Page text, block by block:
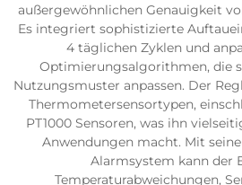
außergewöhnlichen Genauigkeit
Es integriert sophistizierte
4 täglichen Zyklen und
Optimierungsalgorithmen, die
Nutzungsmuster anpassen. Der
Thermometersensortypen,
PT1000 Sensoren, was ihn
Anwendungen macht. Mit
Alarmsystem kann der
Temperaturabweichungen,